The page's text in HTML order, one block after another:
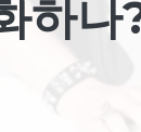
하